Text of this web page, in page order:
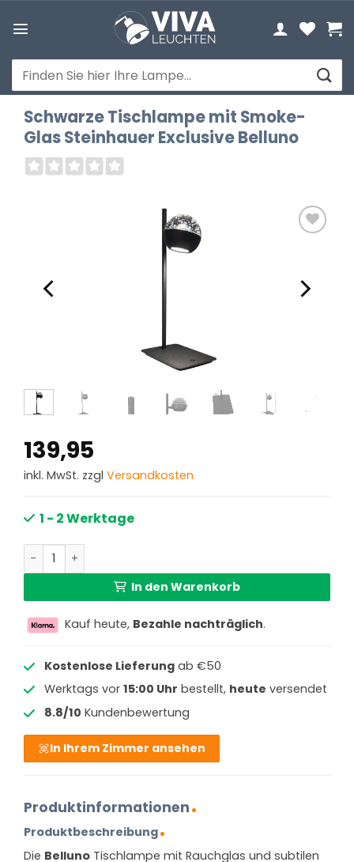
Inhalt
Suchen
nach:
Schwarze Tischlampe mit Smoke-
Glas Steinhauer Exclusive Belluno
139,95
inkl. MwSt. zzgl Versandkosten
1 - 2 Werktage
Schwarze Tischlampe mit Smoke-Glas Steinhauer
In den Warenkorb
Kauf heute, Bezahle nachträglich.
Kostenlose Lieferungab €50
Werktags vor 15:00 Uhr bestellt, heute versendet
8.8/10 Kundenbewertung
In Ihrem Zimmer ansehen
Produktinformationen
Produktbeschreibung
Die Belluno Tischlampe mit Rauchglas und subtilen